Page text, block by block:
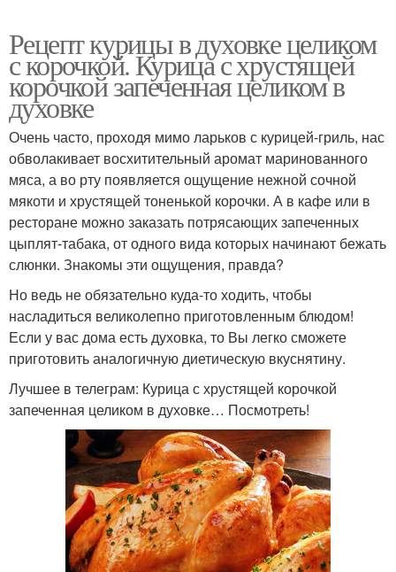
Рецепт курицы в духовке целиком
с корочкой. Курица с хрустящей
корочкой запеченная целиком в
духовке
Очень часто, проходя мимо ларьков с курицей-гриль, нас
обволакивает восхитительный аромат маринованного
мяса, а во рту появляется ощущение нежной сочной
мякоти и хрустящей тоненькой корочки. А в кафе или в
ресторане можно заказать потрясающих запеченных
цыплят-табака, от одного вида которых начинают бежать
слюнки. Знакомы эти ощущения, правда?
Но ведь не обязательно куда-то ходить, чтобы
насладиться великолепно приготовленным блюдом!
Если у вас дома есть духовка, то Вы легко сможете
приготовить аналогичную диетическую вкуснятину.
Лучшее в телеграм: Курица с хрустящей корочкой
запеченная целиком в духовке… Посмотреть!